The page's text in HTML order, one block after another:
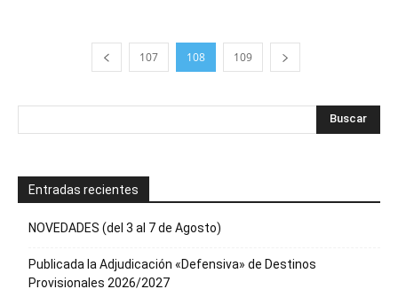
107 108 109
Entradas recientes
NOVEDADES (del 3 al 7 de Agosto)
Publicada la Adjudicación «Defensiva» de Destinos
Provisionales 2026/2027